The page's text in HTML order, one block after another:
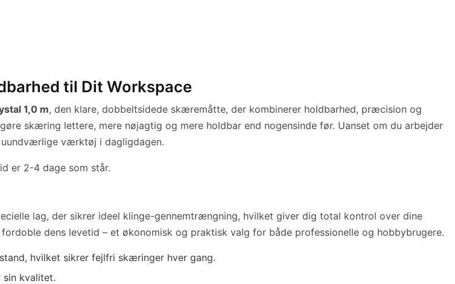
til Dit Workspace
1,0 m, den klare, dobbeltsidede skæremåtte, der kombinerer holdbarhed, præcision og
skæring lettere, mere nøjagtig og mere holdbar end nogensinde før. Uanset om du arbejder
værktøj i dagligdagen.
er 2-4 dage som står.
lag, der sikrer ideel klinge-gennemtrængning, hvilket giver dig total kontrol over dine
dens levetid – et økonomisk og praktisk valg for både professionelle og hobbybrugere.
hvilket sikrer fejlfri skæringer hver gang.
sin kvalitet.